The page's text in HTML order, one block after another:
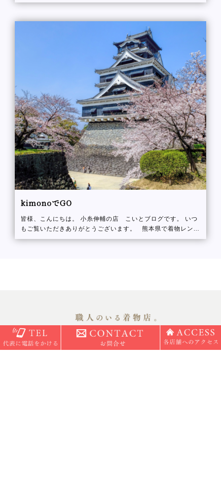
と言えば、、、 あの大きな、、、、 あの大きな、、、、、 黄
kimonoでGO
皆様、こんにちは。 小糸伸輔の店 こいとブログです。 いつ
もご覧いただきありがとうございます。 熊本県で着物レンタ
ルをお考えの方へ：伝統美と観光を楽しむ特別なひとときを